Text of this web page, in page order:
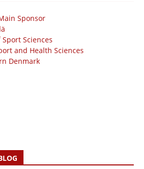
Sponsor
Sciences
and Health Sciences
Denmark